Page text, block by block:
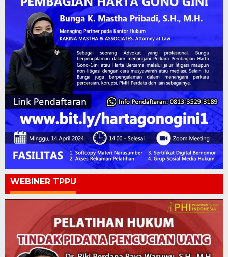
WEBINER TPPU